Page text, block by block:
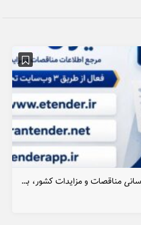
ایران تندر، مرجع تخصصی اطلاع‌رسانی مناقصات و مزایدات کشور، با ۳ پایگاه فعال